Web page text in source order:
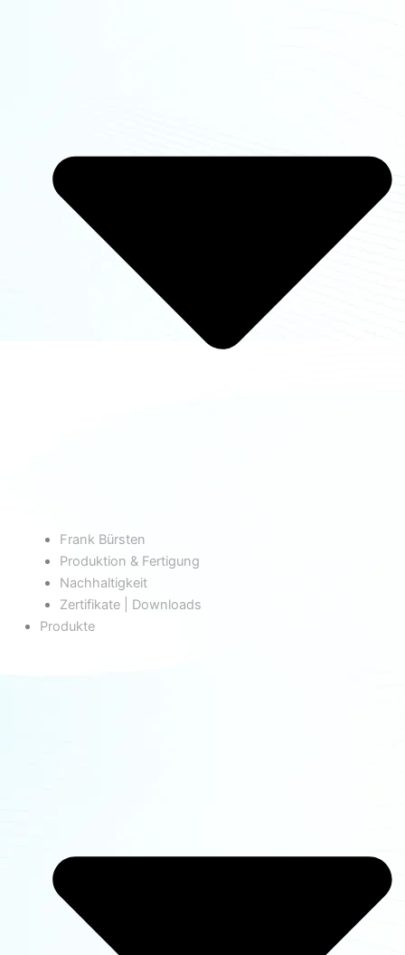
Frank Bürsten
Produktion & Fertigung
Nachhaltigkeit
Zertifikate | Downloads
Produkte